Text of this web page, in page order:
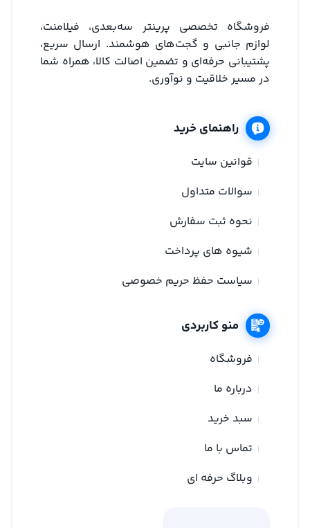
فروشگاه تخصصی پرینتر سه‌بعدی، فیلامنت،
لوازم جانبی و گجت‌های هوشمند. ارسال سریع،
پشتیبانی حرفه‌ای و تضمین اصالت کالا، همراه شما
در مسیر خلاقیت و نوآوری.
راهنمای خرید
قوانین سایت
سوالات متداول
نحوه ثبت سفارش
شیوه های پرداخت
سیاست حفظ حریم خصوصی
منو کاربردی
فروشگاه
درباره ما
سبد خرید
تماس با ما
وبلاگ حرفه ای